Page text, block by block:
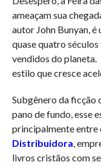
ameaçam sua
autor John Bunyan,
quase quatro
vendidos do planeta.
estilo que cresce
Subgênero da ficção
pano de fundo, esse
principalmente entre
Distribuidora ,
livros cristãos com